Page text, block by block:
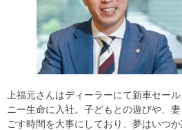
上福元さんはディーラーにて新車セー
ニー生命に入社。子どもとの遊びや、
ごす時間を大事にしており、夢はいつ